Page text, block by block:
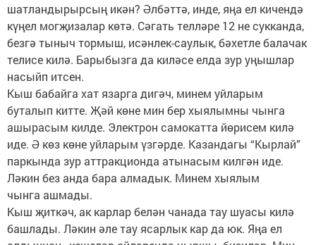
шатландырырсың икән? Әлбәттә, инде, яңа ел кичендә
күңел могҗизалар көтә. Сәгать телләре 12 не сукканда,
безгә тыныч тормыш, исәнлек-саулык, бәхетле балачак
телисе килә. Барыбызга да киләсе елда зур уңышлар
насыйп итсен.
Кыш бабайга хат язарга дигәч, минем уйларым
буталып китте. Җәй көне мин бер хыялымны чынга
ашырасым килде. Электрон самокатта йөрисем килә
иде. Ә көз көне уйларым үзгәрде. Казандагы “Кырлай”
паркында зур аттракционда атынасым килгән иде.
Ләкин без анда бара алмадык. Минем хыялым
чынга ашмады.
Кыш җиткәч, ак карлар белән чанада тау шуасы килә
башлады. Ләкин әле тау ясарлык кар да юк. Яңа ел